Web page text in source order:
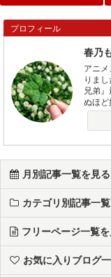
プロフィール
春乃
アニ
りま
兄弟
ぬほ
月別記事一覧を見る
カテゴリ別記事一
フリーページ一覧
お気に入りブログ